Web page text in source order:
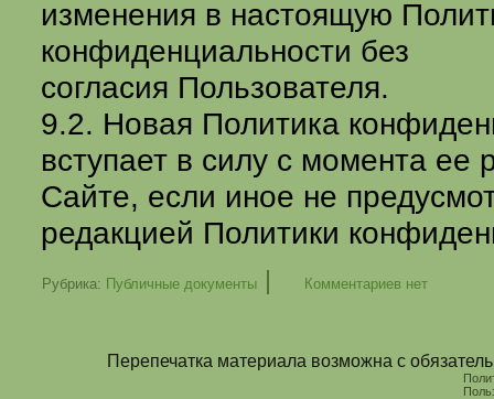
изменения в настоящую
конфиденциальности без
согласия Пользователя.
9.2. Новая Политика
вступает в силу с момента ее
Сайте, если иное не
редакцией Политики
Рубрика: Публичные документы | Комментариев нет
Перепечатка материала возможна с